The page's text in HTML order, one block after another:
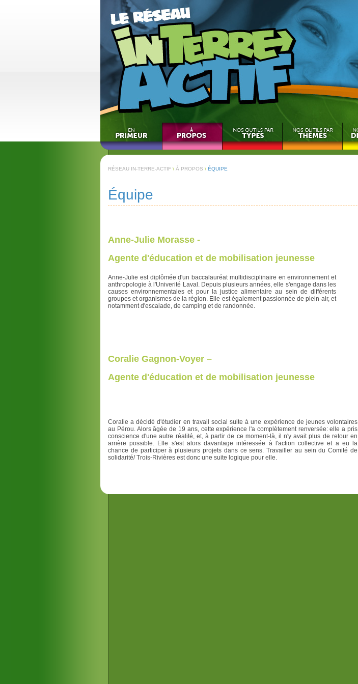
RÉSEAU IN-TERRE-ACTIF \ À PROPOS \ ÉQUIPE
Équipe
Anne-Julie Morasse -
Agente d'éducation et de mobilisation jeunesse
Anne-Julie est diplômée d'un baccalauréat multidisciplinaire en environnement et
anthropologie à l'Univerité Laval. Depuis plusieurs années, elle s'engage dans les
causes environnementales et pour la justice alimentaire au sein de différents
groupes et organismes de la région. Elle est également passionnée de plein-air, et
notamment d'escalade, de camping et de randonnée.
Coralie Gagnon-Voyer –
Agente d'éducation et de mobilisation jeunesse
Coralie a décidé d'étudier en travail social suite à une expérience de jeunes volontaires
au Pérou. Alors âgée de 19 ans, cette expérience l'a complètement renversée: elle a pris
conscience d'une autre réalité, et, à partir de ce moment-là, il n'y avait plus de retour en
arrière possible. Elle s'est alors davantage intéressée à l'action collective et a eu la
chance de participer à plusieurs projets dans ce sens. Travailler au sein du Comité de
solidarité/ Trois-Rivières est donc une suite logique pour elle.